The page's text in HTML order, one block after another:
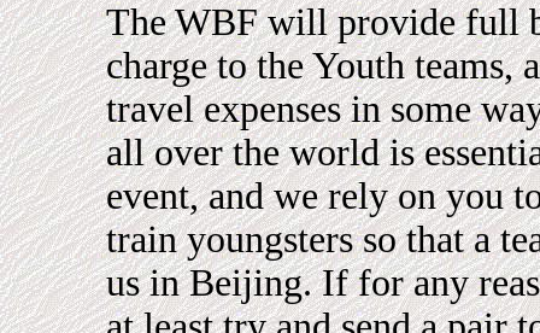
The WBF will provide full
charge to the Youth teams,
travel expenses in some
all over the world is
event, and we rely on you
train youngsters so that a
us in Beijing. If for any